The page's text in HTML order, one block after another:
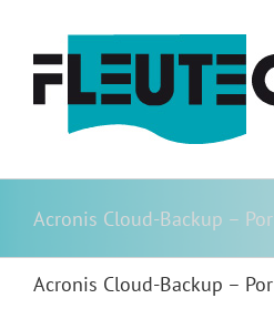
springen
Acronis Cloud-Backup –
Acronis Cloud-Backup –